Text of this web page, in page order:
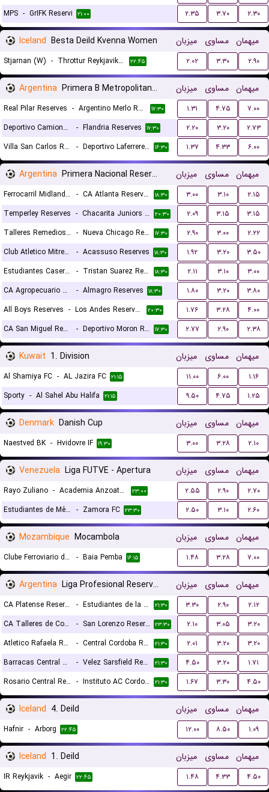
MPS - GrIFK Reservi ۲۱:۰۰ ۲.۳۵ ۳.۷۰ ۲.۳۰
Iceland Besta Deild Kvenna Women میزبان مساوی میهمان
Stjarnan (W) - Throttur Reykjavik (W) ۲۲:۴۵ ۲.۰۲ ۳.۳۰ ۲.۹۰
Argentina Primera B Metropolitana Reserves میزبان مساوی میهمان
Real Pilar Reserves - Argentino Merlo Reserves ۱۷:۳۰ ۱.۳۱ ۴.۷۵
۷.۰۰
Deportivo Camioneros Reserves
- Flandria Reserves ۱۷:۳۰ ۲.۲۰ ۳.۲۰
۲.۷۳
Villa San Carlos Reserves
- Deportivo Laferrere Reserves ۱۶:۳۰ ۱.۳۷ ۴.۳۳ ۶.۰۰
Argentina Primera Nacional Reserves میزبان مساوی میهمان
Ferrocarril Midland Reserves - CA Atlanta Reserves ۱۸:۳۰ ۳.۰۰ ۳.۱۰
۲.۱۵
Temperley Reserves - Chacarita Juniors Reserves ۲۰:۳۰ ۲.۰۹ ۳.۱۵
۳.۱۵
Talleres Remedios Reserves - Nueva Chicago Reserves ۱۷:۳۰ ۲.۹۰ ۳.۰۰
۲.۲۲
Club Atletico Mitre Reserves
- Acassuso Reserves ۱۸:۳۰ ۱.۹۲ ۳.۲۰
۳.۵۰
Estudiantes Caseros Reserves
- Tristan Suarez Reserves ۱۸:۳۰ ۲.۱۱ ۳.۱۰
۳.۰۰
CA Agropecuario Reserves
- Almagro Reserves ۱۸:۳۰ ۱.۸۰ ۳.۲۰
۳.۸۰
All Boys Reserves - Los Andes Reserves ۲۰:۳۰ ۱.۷۶ ۳.۲۸
۴.۰۰
CA San Miguel Reserves
- Deportivo Moron Reserves ۱۷:۳۰ ۲.۷۷ ۲.۹۰ ۲.۳۸
Kuwait 1. Division میزبان مساوی میهمان
Al Shamiya FC - AL Jazira FC ۲۱:۱۵ ۱۱.۰۰ ۶.۰۰
۱.۱۶
Sporty - Al Sahel Abu Halifa ۲۱:۱۵ ۹.۵۰ ۴.۷۵ ۱.۲۵
Denmark Danish Cup میزبان مساوی میهمان
Naestved BK - Hvidovre IF ۱۹:۳۰ ۳.۰۰ ۳.۲۸ ۲.۱۰
Venezuela Liga FUTVE - Apertura میزبان مساوی میهمان
Rayo Zuliano - Academia Anzoategui ۲۳:۰۰ ۲.۵۵ ۲.۹۰
۲.۷۰
Estudiantes de Mérida - Zamora FC ۲۳:۳۰ ۲.۵۰ ۳.۱۰ ۲.۶۰
Mozambique Mocambola میزبان مساوی میهمان
Clube Ferroviario de Maputo - Baia Pemba ۱۶:۱۵ ۱.۴۸ ۳.۲۸ ۷.۰۰
Argentina Liga Profesional Reserves میزبان مساوی میهمان
CA Platense Reserves - Estudiantes de la Plata Reserves ۲۱:۳۰ ۳.۳۰ ۲.۹۰
۲.۱۲
CA Talleres de Cordoba Reserves
- San Lorenzo Reserves ۲۳:۳۰ ۲.۱۰ ۳.۰۵
۳.۲۰
Atletico Rafaela Reserves
- Central Cordoba Reserves ۲۱:۳۰ ۲.۰۱ ۳.۲۰
۳.۲۰
Barracas Central Reserves
- Velez Sarsfield Reserves ۲۱:۳۰ ۴.۵۰ ۳.۲۰
۱.۷۱
Rosario Central Reserves - Instituto AC Cordoba Reserves ۲۱:۳۰ ۱.۶۷ ۳.۳۰ ۴.۵۰
Iceland 4. Deild میزبان مساوی میهمان
Hafnir - Arborg ۲۲:۴۵ ۱۲.۰۰ ۸.۵۰ ۱.۰۹
Iceland 1. Deild میزبان مساوی میهمان
IR Reykjavik - Aegir ۲۲:۴۵ ۱.۴۸ ۴.۳۳ ۴.۵۰